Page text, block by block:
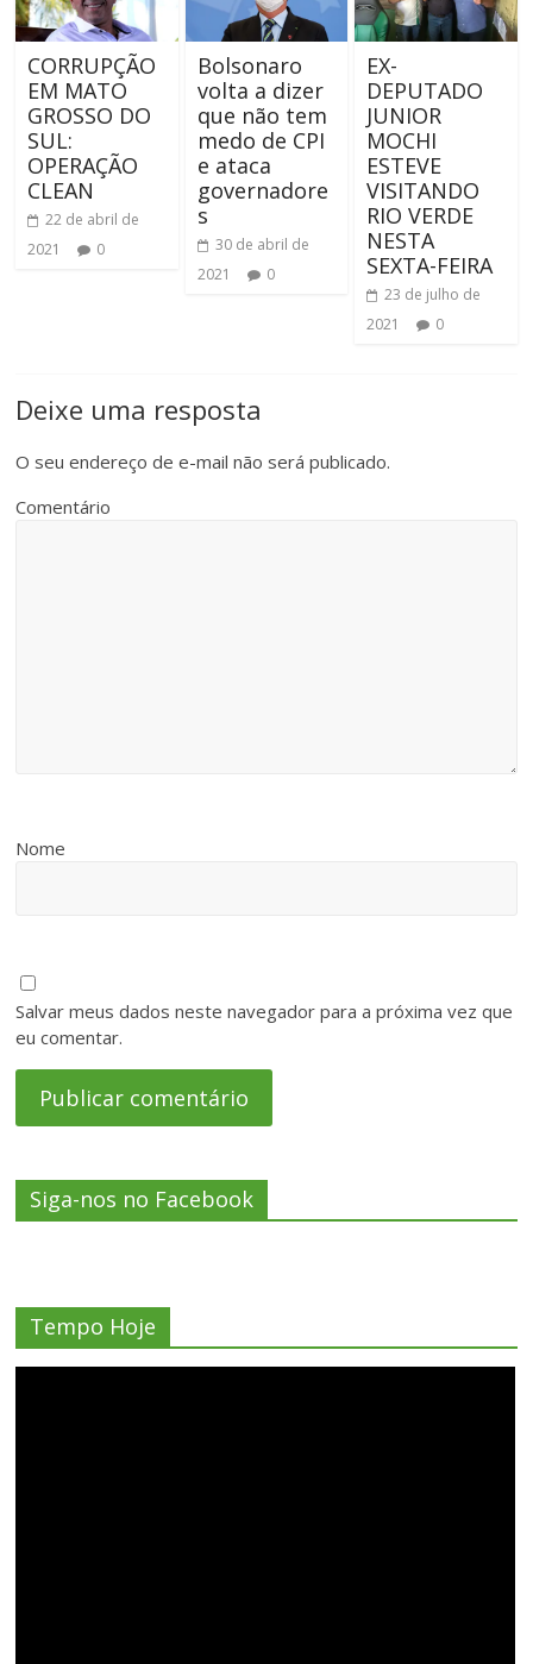
CORRUPÇÃO
EM MATO
GROSSO DO
SUL:
OPERAÇÃO
CLEAN
22 de abril de
2021
0
Bolsonaro
volta a dizer
que não tem
medo de CPI
e ataca
governadore
s
30 de abril de
2021
0
EX-
DEPUTADO
JUNIOR
MOCHI
ESTEVE
VISITANDO
RIO VERDE
NESTA
SEXTA-FEIRA
23 de julho de
2021
0
Deixe uma resposta
O seu endereço de e-mail não será publicado.
Comentário
Nome
Salvar meus dados neste navegador para a próxima vez que
eu comentar.
Siga-nos no Facebook
Tempo Hoje